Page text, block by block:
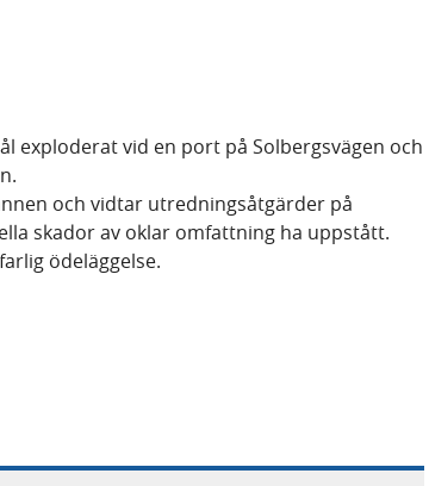
exploderat vid en port på Solbergsvägen och
och vidtar utredningsåtgärder på
skador av oklar omfattning ha uppstått.
ödeläggelse.